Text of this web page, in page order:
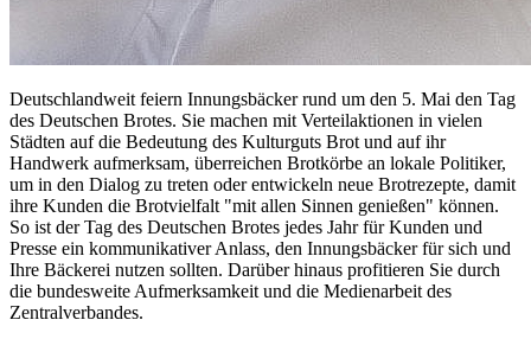
Deutschlandweit feiern Innungsbäcker rund um den 5. Mai den Tag
des Deutschen Brotes. Sie machen mit Verteilaktionen in vielen
Städten auf die Bedeutung des Kulturguts Brot und auf ihr
Handwerk aufmerksam, überreichen Brotkörbe an lokale Politiker,
um in den Dialog zu treten oder entwickeln neue Brotrezepte, damit
ihre Kunden die Brotvielfalt "mit allen Sinnen genießen" können.
So ist der Tag des Deutschen Brotes jedes Jahr für Kunden und
Presse ein kommunikativer Anlass, den Innungsbäcker für sich und
Ihre Bäckerei nutzen sollten. Darüber hinaus profitieren Sie durch
die bundesweite Aufmerksamkeit und die Medienarbeit des
Zentralverbandes.